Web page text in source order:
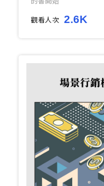
觀看人次 2.6K